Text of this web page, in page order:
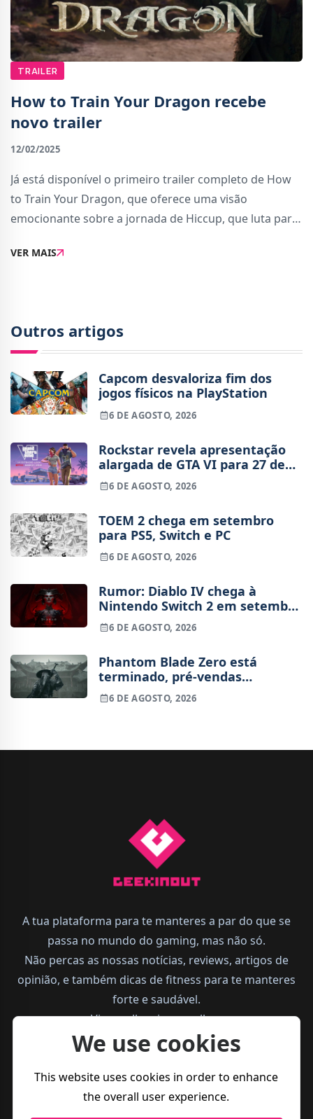
TRAILER
How to Train Your Dragon recebe
novo trailer
12/02/2025
Já está disponível o primeiro trailer completo de How
to Train Your Dragon, que oferece uma visão
emocionante sobre a jornada de Hiccup, que luta para
momentos intensos e cativantes, destac
VER MAIS
Outros artigos
Capcom desvaloriza fim dos
jogos físicos na PlayStation
6 DE AGOSTO, 2026
Rockstar revela apresentação
alargada de GTA VI para 27 de
agosto
6 DE AGOSTO, 2026
TOEM 2 chega em setembro
para PS5, Switch e PC
6 DE AGOSTO, 2026
Rumor: Diablo IV chega à
Nintendo Switch 2 em setembro
e vai custar o preço de um jogo
novo
6 DE AGOSTO, 2026
Phantom Blade Zero está
terminado, pré-vendas
começam na próxima semana
6 DE AGOSTO, 2026
A tua plataforma para te manteres a par do que se
passa no mundo do gaming, mas não só.
Não percas as nossas notícias, reviews, artigos de
opinião, e também dicas de fitness para te manteres
forte e saudável.
Vive melhor, joga melhor.
We use cookies
This website uses cookies in order to enhance
the overall user experience.